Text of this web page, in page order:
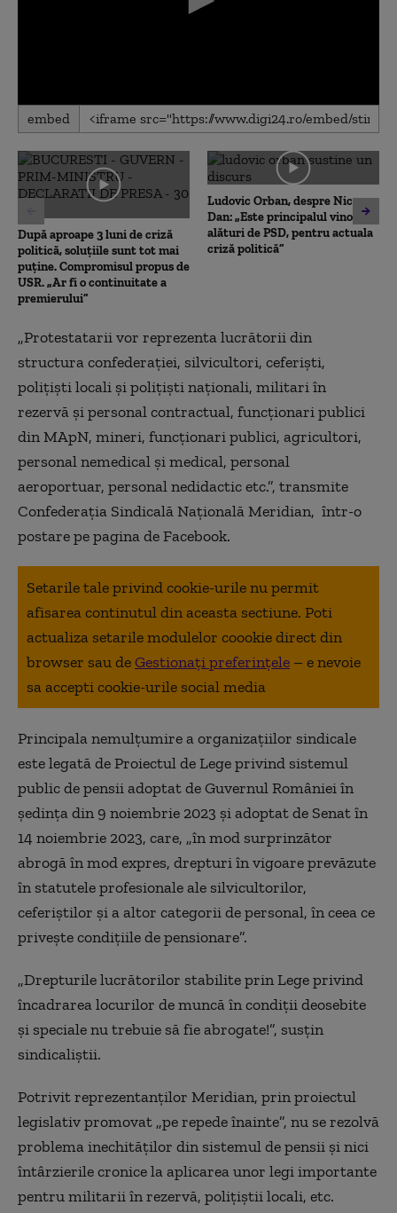
0
seconds
0
seconds
embed
După aproape 3 luni de criză
politică, soluțiile sunt tot mai
puține. Compromisul propus de
USR. „Ar fi o continuitate a
premierului”
Ludovic Orban, despre Nicușor
Dan: „Este principalul vinovat,
alături de PSD, pentru actuala
criză politică”
„Protestatarii vor reprezenta lucrătorii din
structura confederaţiei, silvicultori, ceferişti,
poliţişti locali şi poliţişti naţionali, militari în
rezervă şi personal contractual, funcţionari publici
din MApN, mineri, funcţionari publici, agricultori,
personal nemedical şi medical, personal
aeroportuar, personal nedidactic etc.”, transmite
Confederaţia Sindicală Naţională Meridian, într-o
postare pe pagina de Facebook.
Setarile tale privind cookie-urile nu permit
afisarea continutul din aceasta sectiune. Poti
actualiza setarile modulelor coookie direct din
browser sau deGestionați preferințele – e nevoie
sa accepti cookie-urile social media
Principala nemulţumire a organizaţiilor sindicale
este legată de Proiectul de Lege privind sistemul
public de pensii adoptat de Guvernul României în
şedinţa din 9 noiembrie 2023 şi adoptat de Senat în
14 noiembrie 2023, care, „în mod surprinzător
abrogă în mod expres, drepturi în vigoare prevăzute
în statutele profesionale ale silvicultorilor,
ceferiştilor şi a altor categorii de personal, în ceea ce
priveşte condiţiile de pensionare”.
„Drepturile lucrătorilor stabilite prin Lege privind
încadrarea locurilor de muncă în condiţii deosebite
şi speciale nu trebuie să fie abrogate!”, susţin
sindicaliştii.
Potrivit reprezentanţilor Meridian, prin proiectul
legislativ promovat „pe repede înainte”, nu se rezolvă
problema inechităţilor din sistemul de pensii şi nici
întârzierile cronice la aplicarea unor legi importante
pentru militarii în rezervă, poliţiştii locali, etc.